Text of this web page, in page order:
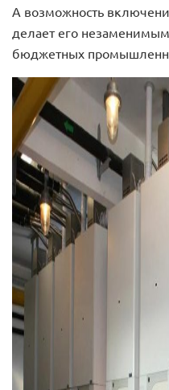
А возможность
делает его незаменимым
бюджетных